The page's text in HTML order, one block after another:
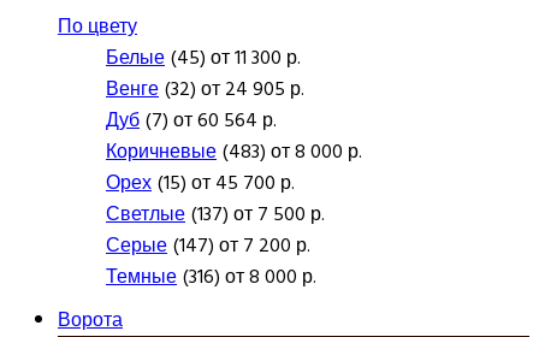
По цвету
Белые(45) от 11 300 р.
Венге(32) от 24 905 р.
Дуб(7) от 60 564 р.
Коричневые(483) от 8 000 р.
Орех(15) от 45 700 р.
Светлые(137) от 7 500 р.
Серые(147) от 7 200 р.
Темные(316) от 8 000 р.
Ворота